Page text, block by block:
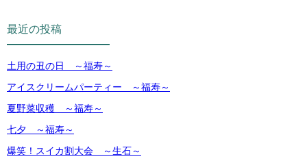
最近の投稿
土用の丑の日 ～福寿～
アイスクリームパーティー ～福寿～
夏野菜収穫 ～福寿～
七夕 ～福寿～
爆笑！スイカ割大会 ～生石～